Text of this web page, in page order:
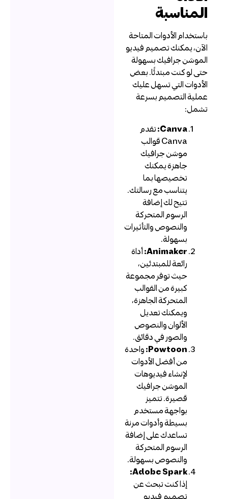
المناسبة
باستخدام الأدوات المتاحة
الآن، يمكنك تصميم فيديو
الموشن جرافيك بسهولة
حتى لو كنت مبتدئًا. بعض
الأدوات التي تسهل عليك
عملية التصميم بسرعة
تشمل:
Canva: تقدم
Canva قوالب
موشن جرافيك
جاهزة يمكنك
تخصيصها بما
يتناسب مع رسالتك.
تتيح لك إضافة
الرسوم المتحركة
والنصوص والتأثيرات
بسهولة.
Animaker: أداة
رائعة للمبتدئين،
حيث توفر مجموعة
كبيرة من القوالب
المتحركة الجاهزة،
ويمكنك تعديل
الألوان والنصوص
والصور في دقائق.
Powtoon: واحدة
من أفضل الأدوات
لإنشاء فيديوهات
الموشن جرافيك
قصيرة. تتميز
بواجهة مستخدم
بسيطة وأدوات مرنة
تساعدك على إضافة
الرسوم المتحركة
والنصوص بسهولة.
Adobe Spark:
إذا كنت تبحث عن
تصميم فيديو